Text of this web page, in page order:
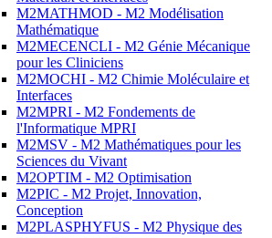
M2MATHMOD - M2 Modélisation
Mathématique
M2MECENCLI - M2 Génie Mécanique
pour les Cliniciens
M2MOCHI - M2 Chimie Moléculaire et
Interfaces
M2MPRI - M2 Fondements de
l'Informatique MPRI
M2MSV - M2 Mathématiques pour les
Sciences du Vivant
M2OPTIM - M2 Optimisation
M2PIC - M2 Projet, Innovation,
Conception
M2PLASPHYFUS - M2 Physique des